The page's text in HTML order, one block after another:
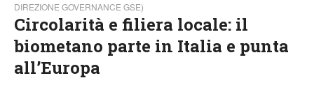
DIREZIONE GOVERNANCE GSE)
Circolarità e filiera locale: il
biometano parte in Italia e punta
all’Europa